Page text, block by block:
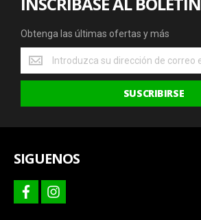
Obtenga las últimas ofertas y más
Obtenga
las
últimas
y
SUSCRIBIRSE
SIGUENOS
facebookinstagram